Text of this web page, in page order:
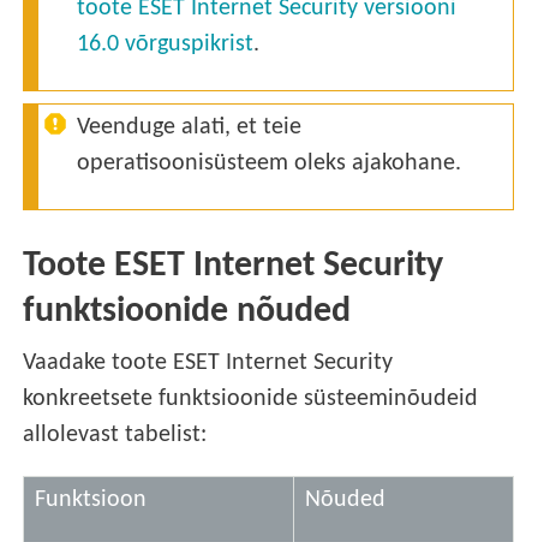
toote ESET Internet Security versiooni
16.0 võrguspikrist.
Veenduge alati, et teie
operatisoonisüsteem oleks ajakohane.
Toote ESET Internet Security
funktsioonide nõuded
Vaadake toote ESET Internet Security
konkreetsete funktsioonide süsteeminõudeid
allolevast tabelist:
Funktsioon Nõuded